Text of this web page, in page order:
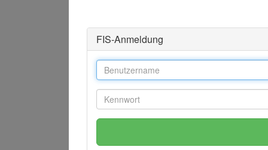
FIS-Anmeldung